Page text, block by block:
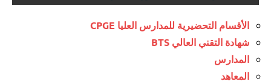
الأقسام التحضيرية للمدارس العليا CPGE
شهادة التقني العالي BTS
المدارس
المعاهد